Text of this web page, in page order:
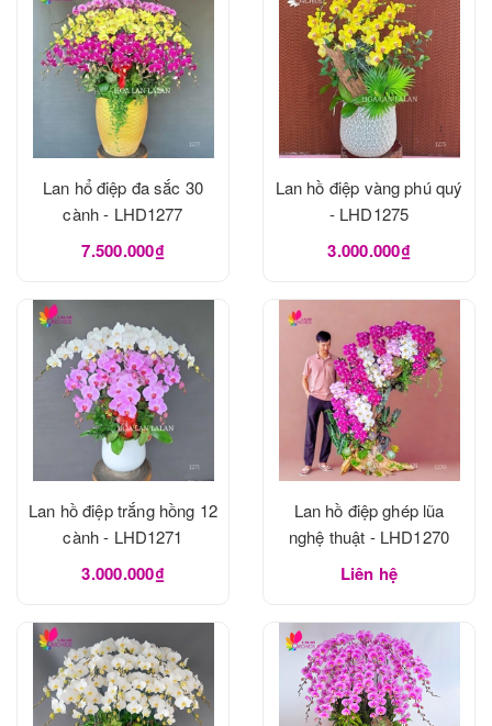
Lan hổ điệp đa sắc 30
cành - LHD1277
7.500.000₫
Lan hồ điệp vàng phú quý
- LHD1275
3.000.000₫
Lan hồ điệp trắng hồng 12
cành - LHD1271
3.000.000₫
Lan hồ điệp ghép lũa
nghệ thuật - LHD1270
Liên hệ